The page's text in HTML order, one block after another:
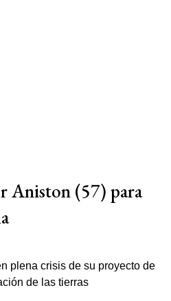
Aniston (57) para